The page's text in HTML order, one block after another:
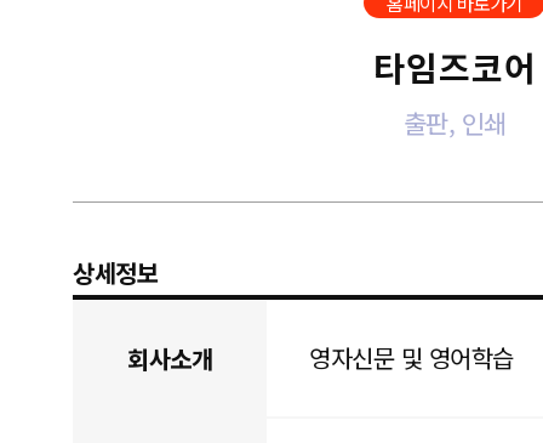
타임즈코어
출판, 인쇄
상세정보
회사소개 영자신문 및 영어학습